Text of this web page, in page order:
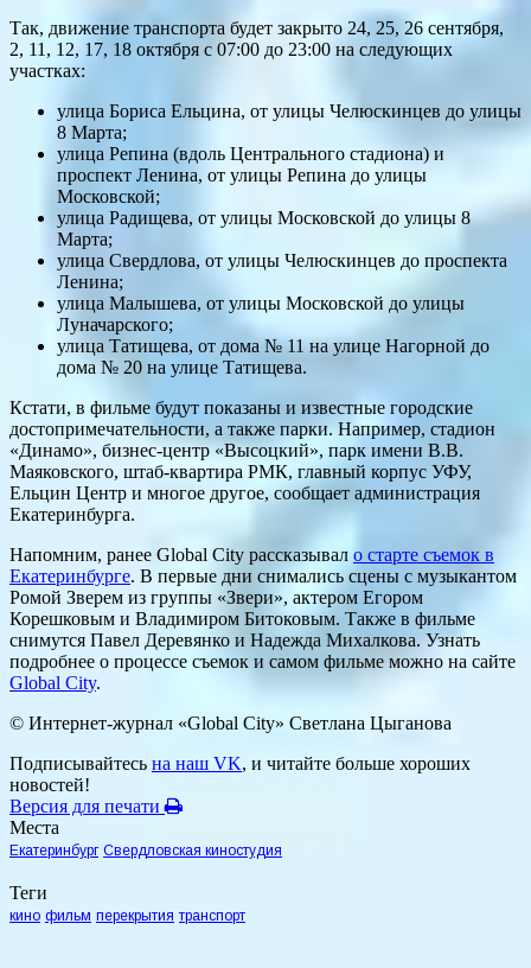
Так, движение транспорта будет закрыто 24, 25, 26 сентября,
2, 11, 12, 17, 18 октября с 07:00 до 23:00 на следующих
участках:
улица Бориса Ельцина, от улицы Челюскинцев до улицы
8 Марта;
улица Репина (вдоль Центрального стадиона) и
проспект Ленина, от улицы Репина до улицы
Московской;
улица Радищева, от улицы Московской до улицы 8
Марта;
улица Свердлова, от улицы Челюскинцев до проспекта
Ленина;
улица Малышева, от улицы Московской до улицы
Луначарского;
улица Татищева, от дома № 11 на улице Нагорной до
дома № 20 на улице Татищева.
Кстати, в фильме будут показаны и известные городские
достопримечательности, а также парки. Например, стадион
«Динамо», бизнес-центр «Высоцкий», парк имени В.В.
Маяковского, штаб-квартира РМК, главный корпус УФУ,
Ельцин Центр и многое другое, сообщает администрация
Екатеринбурга.
Напомним, ранее Global City рассказывал о старте съемок в
Екатеринбурге. В первые дни снимались сцены с музыкантом
Ромой Зверем из группы «Звери», актером Егором
Корешковым и Владимиром Битоковым. Также в фильме
снимутся Павел Деревянко и Надежда Михалкова. Узнать
подробнее о процессе съемок и самом фильме можно на сайте
Global City.
© Интернет-журнал «Global City» Светлана Цыганова
Подписывайтесь на наш VK, и читайте больше хороших
новостей!
Версия для печати
Места
Екатеринбург Свердловская киностудия
Теги
кино фильм перекрытия транспорт